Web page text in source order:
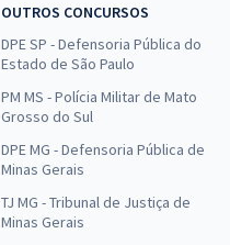
OUTROS CONCURSOS
DPE SP - Defensoria Pública do
Estado de São Paulo
PM MS - Polícia Militar de Mato
Grosso do Sul
DPE MG - Defensoria Pública de
Minas Gerais
TJ MG - Tribunal de Justiça de
Minas Gerais